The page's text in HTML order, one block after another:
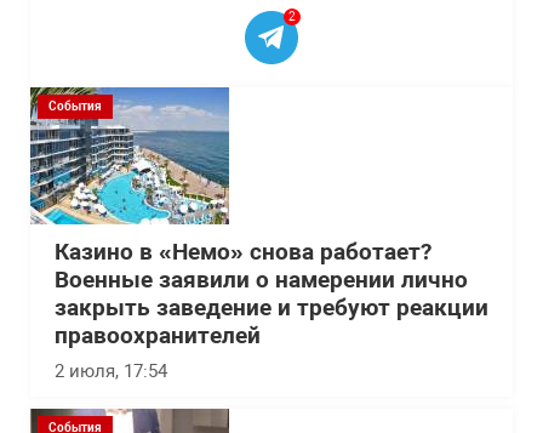
2
События
Казино в «Немо» снова работает?
Военные заявили о намерении лично
закрыть заведение и требуют реакции
правоохранителей
2 июля, 17:54
События